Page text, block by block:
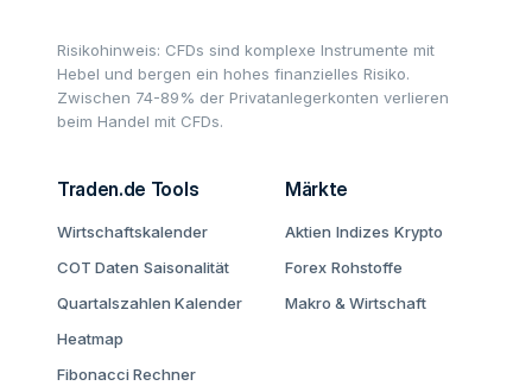
Risikohinweis: CFDs sind komplexe Instrumente mit
Hebel und bergen ein hohes finanzielles Risiko.
Zwischen 74-89% der Privatanlegerkonten verlieren
beim Handel mit CFDs.
Traden.de Tools
Wirtschaftskalender
COT Daten Saisonalität
Quartalszahlen Kalender
Heatmap
Fibonacci Rechner
Märkte
Aktien Indizes Krypto
Forex Rohstoffe
Makro & Wirtschaft